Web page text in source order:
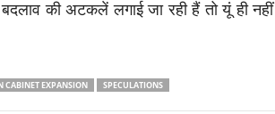
की अटकलें लगाई जा रही हैं तो यूं ही नहीं
CABINET EXPANSION SPECULATIONS